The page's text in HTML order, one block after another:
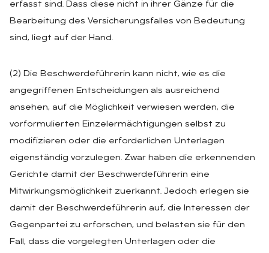
erfasst sind. Dass diese nicht in ihrer Gänze für die
Bearbeitung des Versicherungsfalles von Bedeutung
sind, liegt auf der Hand.
(2) Die Beschwerdeführerin kann nicht, wie es die
angegriffenen Entscheidungen als ausreichend
ansehen, auf die Möglichkeit verwiesen werden, die
vorformulierten Einzelermächtigungen selbst zu
modifizieren oder die erforderlichen Unterlagen
eigenständig vorzulegen. Zwar haben die erkennenden
Gerichte damit der Beschwerdeführerin eine
Mitwirkungsmöglichkeit zuerkannt. Jedoch erlegen sie
damit der Beschwerdeführerin auf, die Interessen der
Gegenpartei zu erforschen, und belasten sie für den
Fall, dass die vorgelegten Unterlagen oder die